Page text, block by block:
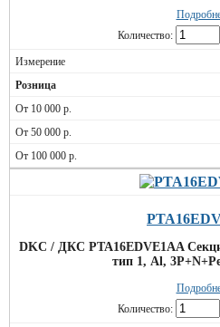
Количество:
DKC / ДКС PTA16EDVE1AA
тип 1, Al,
Количество: